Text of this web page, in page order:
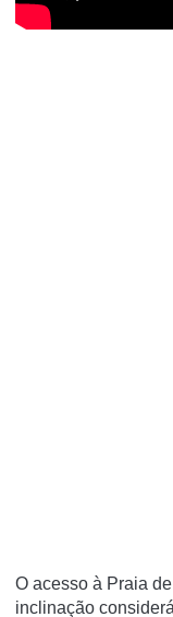
O acesso à Praia
inclinação